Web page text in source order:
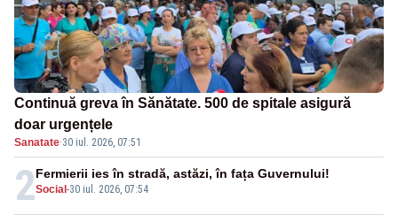
Continuă greva în Sănătate. 500 de spitale asigură
doar urgențele
Sanatate·30 iul. 2026, 07:51
2Social -30 iul. 2026, 07:54
Fermierii ies în stradă, astăzi, în fața Guvernului!